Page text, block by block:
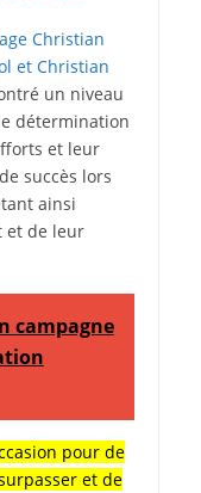
Christian
et Christian
un niveau
détermination
et leur
succès lors
ainsi
et de leur
campagne
pour de
et de